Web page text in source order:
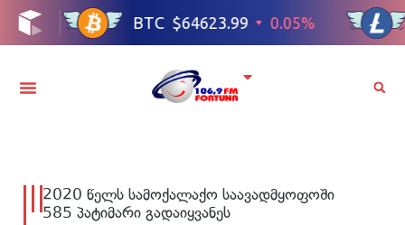
2020 წელს სამოქალაქო საავადმყოფოში
585 პატიმარი გადაიყვანეს